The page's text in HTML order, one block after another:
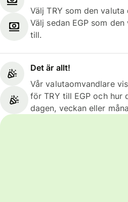
Välj TRY som den
Välj sedan EGP som
till.
Det är allt!
Vår valutaomvandlare
för TRY till EGP och hur
dagen, veckan eller